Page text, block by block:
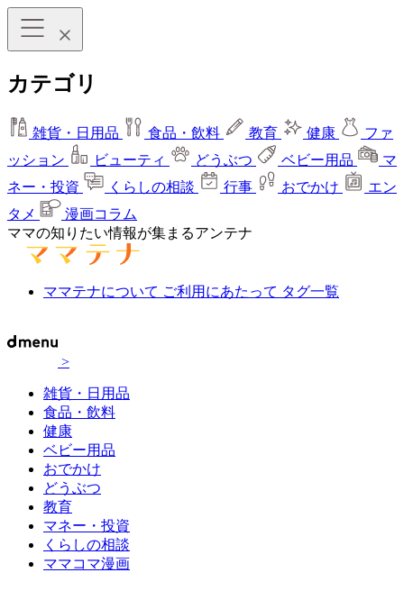
カテゴリ
雑貨・日用品 食品・飲料 教育 健康
ファ
ッション
ビューティ どうぶつ ベビー用品
マ
ネー・投資
くらしの相談 行事 おでかけ
エン
タメ
漫画コラム
ママの知りたい情報が集まるアンテナ
ママテナについて ご利用にあたって タグ一覧
>
雑貨・日用品
食品・飲料
健康
ベビー用品
おでかけ
どうぶつ
教育
マネー・投資
くらしの相談
ママコマ漫画